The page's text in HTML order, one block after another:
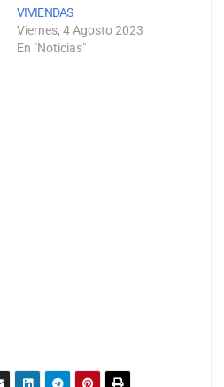
VIVIENDAS
Viernes, 4 Agosto 2023
En "Noticias"